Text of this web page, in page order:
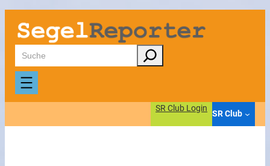
Zum
Inhalt
springen
Suchen
SR Club Login
SR Club